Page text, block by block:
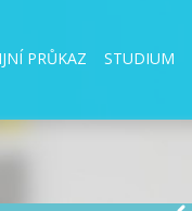
PRŮKAZ STUDIUM